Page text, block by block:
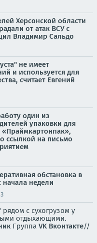
Херсонской области
от атак ВСУ с
Владимир Сальдо
не имеет
и используется для
считает Евгений
один из
упаковки для
ссылкой на письмо
обстановка в
начала недели
с сухогрузом у
отдыхающими.
Группа VK Вконтакте//